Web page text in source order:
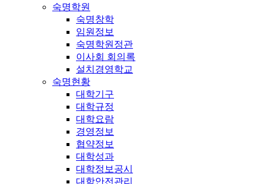
숙명학원
숙명창학
임원정보
숙명학원정관
이사회 회의록
설치경영학교
숙명현황
대학기구
대학규정
대학요람
경영정보
협약정보
대학성과
대학정보공시
대학안전관리